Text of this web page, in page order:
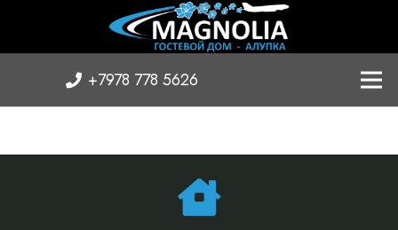
+7978 778 5626